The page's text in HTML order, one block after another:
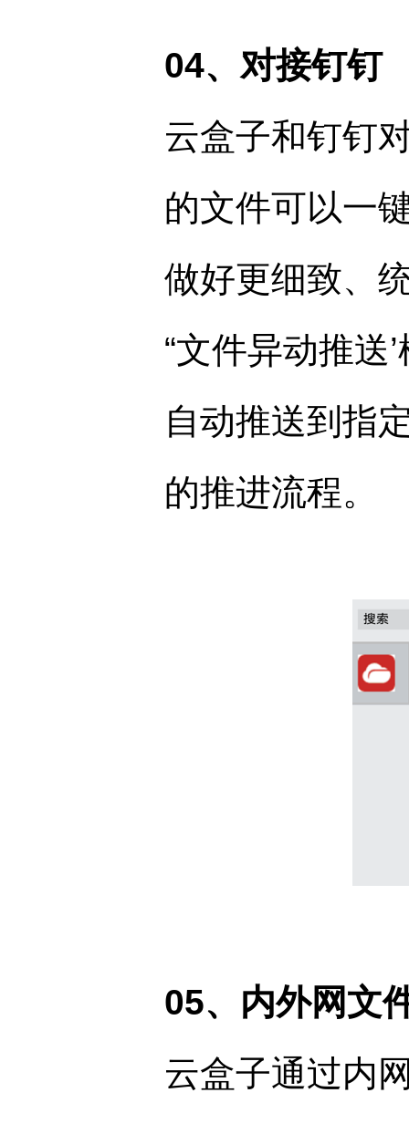
04、对接钉钉
云盒子和钉钉
的文件可以一
做好更细致、
“文件异动推送
自动推送到指
的推进流程。
05、内外网文
云盒子通过内